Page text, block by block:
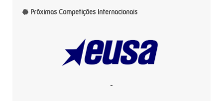
Próximas Competições Internacionais
-